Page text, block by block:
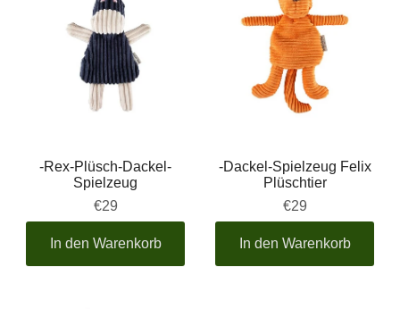
-Rex-Plüsch-Dackel-
Spielzeug
€29
In den Warenkorb
-Dackel-Spielzeug Felix
Plüschtier
€29
In den Warenkorb